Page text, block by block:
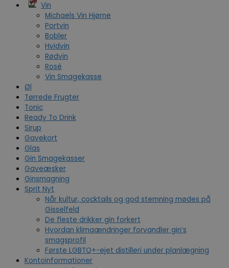
Vin
Michaels Vin Hjørne
Portvin
Bobler
Hvidvin
Rødvin
Rosé
Vin Smagekasse
Øl
Tørrede Frugter
Tonic
Ready To Drink
Sirup
Gavekort
Glas
Gin Smagekasser
Gaveæsker
Ginsmagning
Sprit Nyt
Når kultur, cocktails og god stemning mødes på
Gisselfeld
De fleste drikker gin forkert
Hvordan klimaændringer forvandler gin’s
smagsprofil
Første LGBTQ+-ejet distilleri under planlægning
Kontoinformationer